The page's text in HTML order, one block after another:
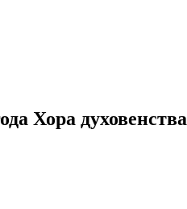
Хора духовенства